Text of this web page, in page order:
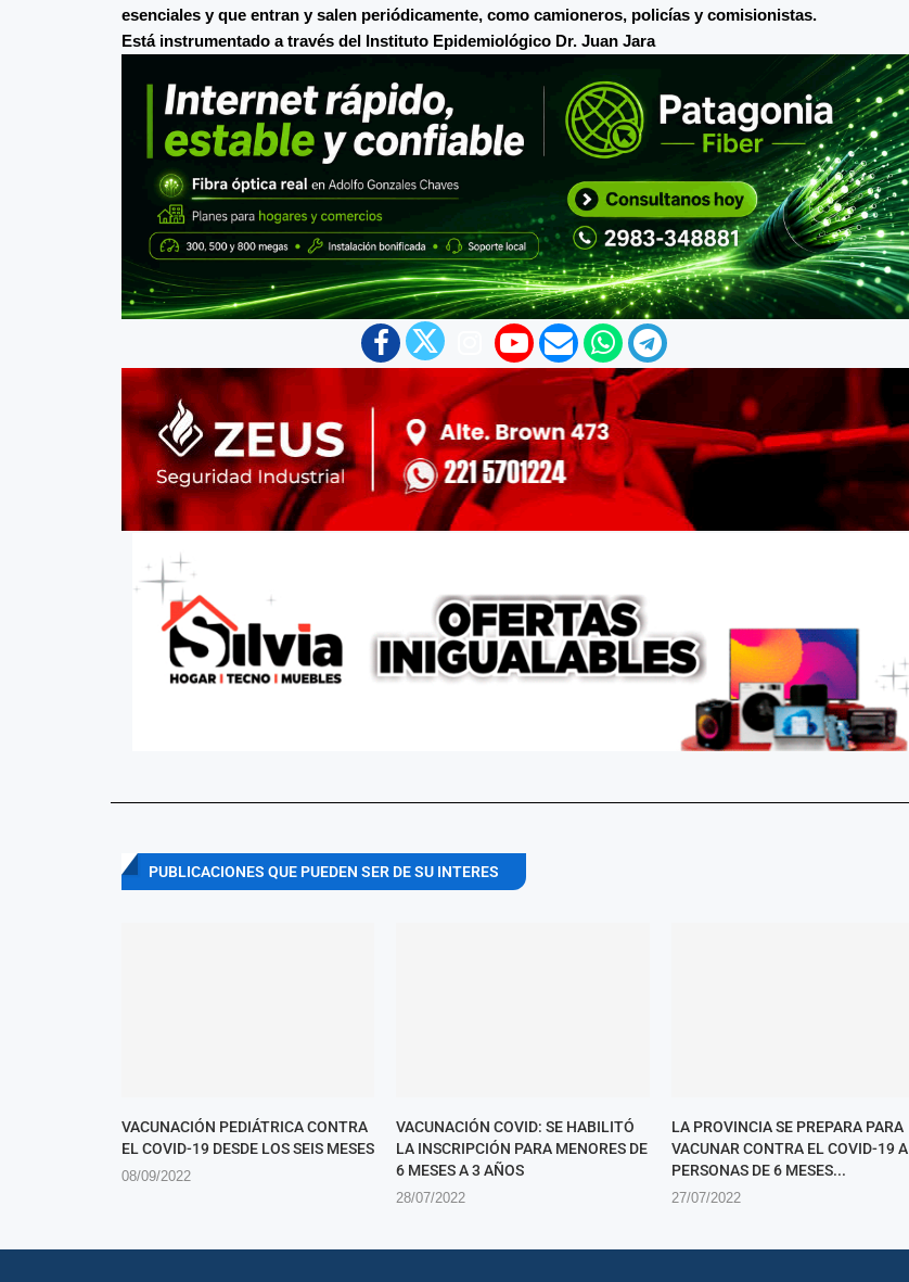
esenciales y que entran y salen periódicamente, como camioneros, policías y comisionistas.
Está instrumentado a través del Instituto Epidemiológico Dr. Juan Jara
PUBLICACIONES QUE PUEDEN SER DE SU INTERES
VACUNACIÓN PEDIÁTRICA CONTRA
EL COVID-19 DESDE LOS SEIS MESES
08/09/2022
VACUNACIÓN COVID: SE HABILITÓ
LA INSCRIPCIÓN PARA MENORES DE
6 MESES A 3 AÑOS
28/07/2022
LA PROVINCIA SE PREPARA PARA
VACUNAR CONTRA EL COVID-19 A
PERSONAS DE 6 MESES...
27/07/2022